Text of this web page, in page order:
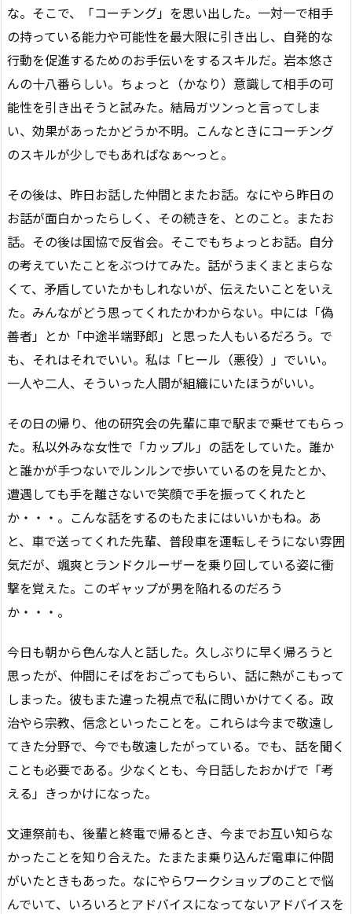
な。そこで、「コーチング」を思い出した。一対一で相手
の持っている能力や可能性を最大限に引き出し、自発的な
行動を促進するためのお手伝いをするスキルだ。岩本悠さ
んの十八番らしい。ちょっと（かなり）意識して相手の可
能性を引き出そうと試みた。結局ガツンっと言ってしま
い、効果があったかどうか不明。こんなときにコーチング
のスキルが少しでもあればなぁ〜っと。
その後は、昨日お話した仲間とまたお話。なにやら昨日の
お話が面白かったらしく、その続きを、とのこと。またお
話。その後は国協で反省会。そこでもちょっとお話。自分
の考えていたことをぶつけてみた。話がうまくまとまらな
くて、矛盾していたかもしれないが、伝えたいことをいえ
た。みんながどう思ってくれたかわからない。中には「偽
善者」とか「中途半端野郎」と思った人もいるだろう。で
も、それはそれでいい。私は「ヒール（悪役）」でいい。
一人や二人、そういった人間が組織にいたほうがいい。
その日の帰り、他の研究会の先輩に車で駅まで乗せてもらっ
た。私以外みな女性で「カップル」の話をしていた。誰か
と誰かが手つないでルンルンで歩いているのを見たとか、
遭遇しても手を離さないで笑顔で手を振ってくれたと
か・・・。こんな話をするのもたまにはいいかもね。あ
と、車で送ってくれた先輩、普段車を運転しそうにない雰囲
気だが、颯爽とランドクルーザーを乗り回している姿に衝
撃を覚えた。このギャップが男を陥れるのだろう
か・・・。
今日も朝から色んな人と話した。久しぶりに早く帰ろうと
思ったが、仲間にそばをおごってもらい、話に熱がこもって
しまった。彼もまた違った視点で私に問いかけてくる。政
治やら宗教、信念といったことを。これらは今まで敬遠し
てきた分野で、今でも敬遠したがっている。でも、話を聞く
ことも必要である。少なくとも、今日話したおかげで「考
える」きっかけになった。
文連祭前も、後輩と終電で帰るとき、今までお互い知らな
かったことを知り合えた。たまたま乗り込んだ電車に仲間
がいたときもあった。なにやらワークショップのことで悩
んでいて、いろいろとアドバイスになってないアドバイスを